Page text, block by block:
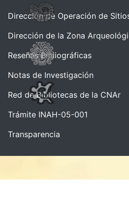
Dirección de Operación de
Dirección de la Zona
Reseñas Bibliográficas
Notas de Investigación
Red de Bibliotecas de la CNAr
Trámite INAH-05-001
Transparencia